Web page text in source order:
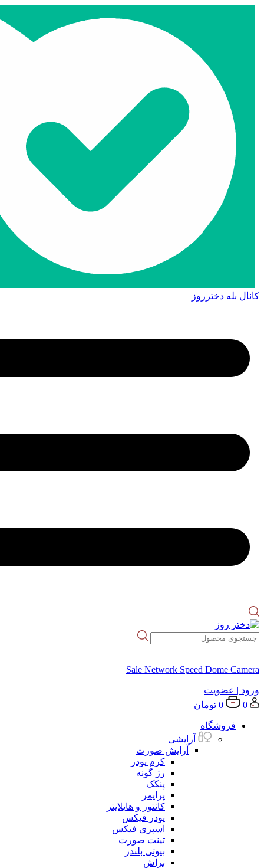
کانال بله دخترروز
Sale Network Speed Dome Camera
ورود | عضویت
0
0 تومان
فروشگاه
آرایشی
آرایش صورت
کرم پودر
رژ گونه
پنکک
پرایمر
کانتور و هایلایتر
پودر فیکس
اسپری فیکس
تینت صورت
بیوتی بلندر
براش